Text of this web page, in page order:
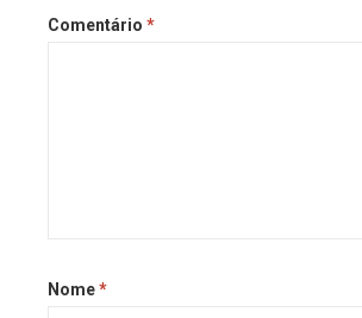
Comentário*
Nome*